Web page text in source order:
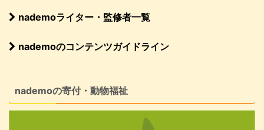
nademoライター・監修者一覧
nademoのコンテンツガイドライン
nademoの寄付・動物福祉